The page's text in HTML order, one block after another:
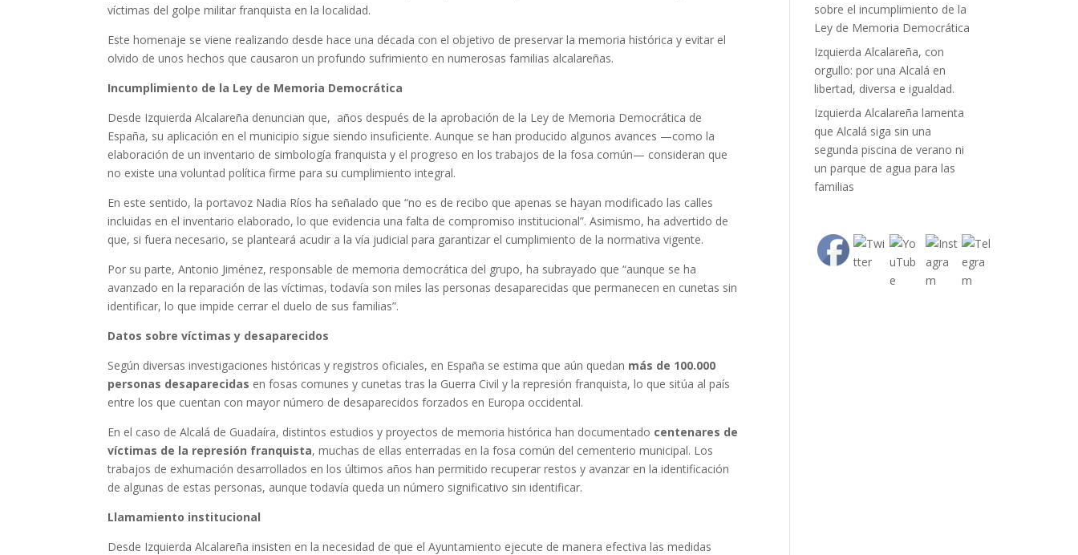
víctimas del golpe militar franquista en la localidad.
Este homenaje se viene realizando desde hace una década con el objetivo de preservar la memoria histórica y evitar el
olvido de unos hechos que causaron un profundo sufrimiento en numerosas familias alcalareñas.
Incumplimiento de la Ley de Memoria Democrática
Desde Izquierda Alcalareña denuncian que, años después de la aprobación de la Ley de Memoria Democrática de
España, su aplicación en el municipio sigue siendo insuficiente. Aunque se han producido algunos avances —como la
elaboración de un inventario de simbología franquista y el progreso en los trabajos de la fosa común— consideran que
no existe una voluntad política firme para su cumplimiento integral.
En este sentido, la portavoz Nadia Ríos ha señalado que “no es de recibo que apenas se hayan modificado las calles
incluidas en el inventario elaborado, lo que evidencia una falta de compromiso institucional”. Asimismo, ha advertido de
que, si fuera necesario, se planteará acudir a la vía judicial para garantizar el cumplimiento de la normativa vigente.
Por su parte, Antonio Jiménez, responsable de memoria democrática del grupo, ha subrayado que “aunque se ha
avanzado en la reparación de las víctimas, todavía son miles las personas desaparecidas que permanecen en cunetas sin
identificar, lo que impide cerrar el duelo de sus familias”.
Datos sobre víctimas y desaparecidos
Según diversas investigaciones históricas y registros oficiales, en España se estima que aún quedan más de 100.000
personas desaparecidas en fosas comunes y cunetas tras la Guerra Civil y la represión franquista, lo que sitúa al país
entre los que cuentan con mayor número de desaparecidos forzados en Europa occidental.
En el caso de Alcalá de Guadaíra, distintos estudios y proyectos de memoria histórica han documentado centenares de
víctimas de la represión franquista, muchas de ellas enterradas en la fosa común del cementerio municipal. Los
trabajos de exhumación desarrollados en los últimos años han permitido recuperar restos y avanzar en la identificación
de algunas de estas personas, aunque todavía queda un número significativo sin identificar.
Llamamiento institucional
Desde Izquierda Alcalareña insisten en la necesidad de que el Ayuntamiento ejecute de manera efectiva las medidas
sobre el incumplimiento de la
Ley de Memoria Democrática
Izquierda Alcalareña, con
orgullo: por una Alcalá en
libertad, diversa e igualdad.
Izquierda Alcalareña lamenta
que Alcalá siga sin una
segunda piscina de verano ni
un parque de agua para las
familias